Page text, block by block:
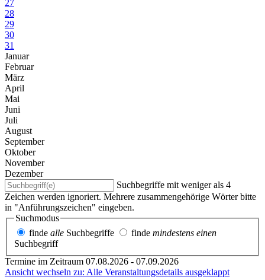
27
28
29
30
31
Januar
Februar
März
April
Mai
Juni
Juli
August
September
Oktober
November
Dezember
Suchbegriffe mit weniger als 4
Zeichen werden ignoriert. Mehrere zusammengehörige Wörter bitte
in "Anführungszeichen" eingeben.
Suchmodus
finde alle Suchbegriffe finde mindestens einen
Suchbegriff
Termine im Zeitraum 07.08.2026 - 07.09.2026
Ansicht wechseln zu: Alle Veranstaltungsdetails ausgeklappt